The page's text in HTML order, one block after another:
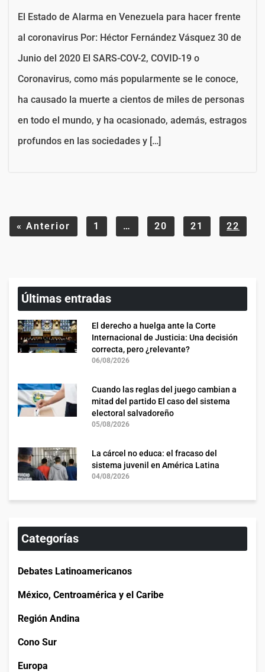
El Estado de Alarma en Venezuela para hacer frente
al coronavirus Por: Héctor Fernández Vásquez 30 de
Junio del 2020 El SARS-COV-2, COVID-19 o
Coronavirus, como más popularmente se le conoce,
ha causado la muerte a cientos de miles de personas
en todo el mundo, y ha ocasionado, además, estragos
profundos en las sociedades y […]
« Anterior 1 … 20 21 22
Últimas entradas
El derecho a huelga ante la Corte
Internacional de Justicia: Una decisión
correcta, pero ¿relevante?
06/08/2026
Cuando las reglas del juego cambian a
mitad del partido El caso del sistema
electoral salvadoreño
05/08/2026
La cárcel no educa: el fracaso del
sistema juvenil en América Latina
04/08/2026
Categorías
Debates Latinoamericanos
México, Centroamérica y el Caribe
Región Andina
Cono Sur
Europa